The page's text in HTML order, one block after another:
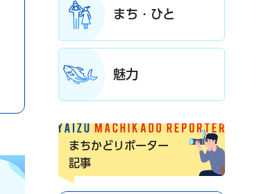
まち・ひと
魅力
まちかどリポーター
記事